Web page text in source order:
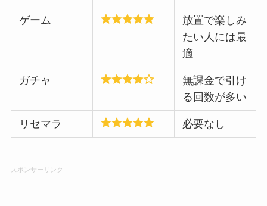
ゲーム
放置で楽しみ
たい人には最
適
ガチャ
無課金で引け
る回数が多い
リセマラ 必要なし
スポンサーリンク